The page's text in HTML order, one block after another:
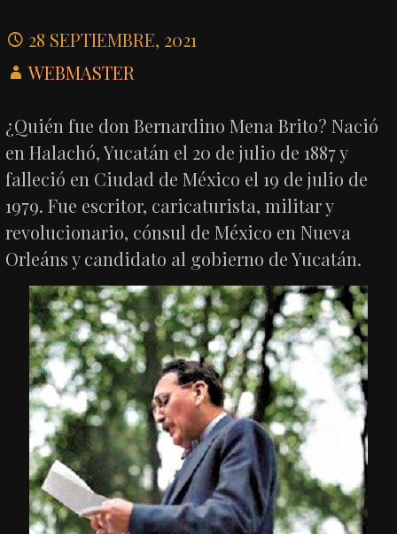
28 SEPTIEMBRE, 2021
WEBMASTER
¿Quién fue don Bernardino Mena Brito? Nació
en Halachó, Yucatán el 20 de julio de 1887 y
falleció en Ciudad de México el 19 de julio de
1979. Fue escritor, caricaturista, militar y
revolucionario, cónsul de México en Nueva
Orleáns y candidato al gobierno de Yucatán.